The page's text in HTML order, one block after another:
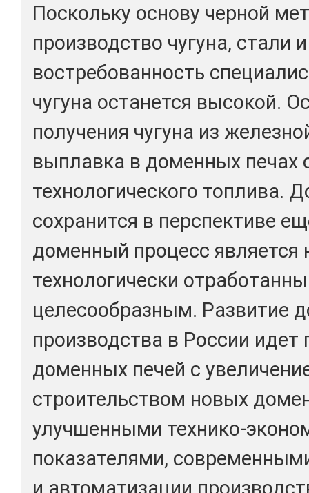
Поскольку основу черной
производство чугуна, стали
востребованность
чугуна останется высокой.
получения чугуна из
выплавка в доменных печах
технологического топлива.
сохранится в перспективе
доменный процесс является
технологически
целесообразным. Развитие
производства в России идет
доменных печей с
строительством новых
улучшенными технико-
показателями,
и автоматизации